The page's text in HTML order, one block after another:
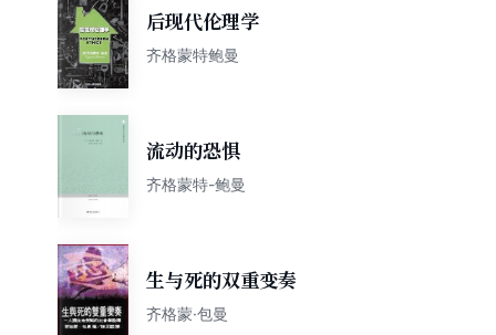
后现代伦理学
齐格蒙特鲍曼
流动的恐惧
齐格蒙特-鲍曼
生与死的双重变奏
齐格蒙·包曼